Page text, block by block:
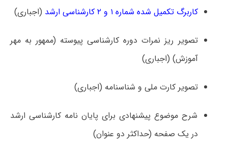
کاربرگ تکمیل شده شماره ۱ و ۲ کارشناسی ارشد (اجباری)
تصویر ریز نمرات دوره کارشناسی پیوسته (ممهور به مهر
آموزش) (اجباری)
تصویر کارت ملی و شناسنامه (اجباری)
شرح موضوع پیشنهادی برای پایان نامه کارشناسی ارشد
در یک صفحه (حداکثر دو عنوان)